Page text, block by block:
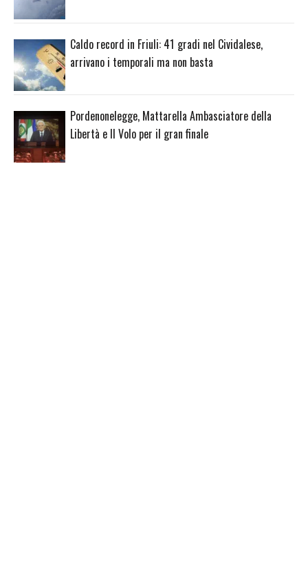
Caldo record in Friuli: 41 gradi nel Cividalese,
arrivano i temporali ma non basta
Pordenonelegge, Mattarella Ambasciatore della
Libertà e Il Volo per il gran finale